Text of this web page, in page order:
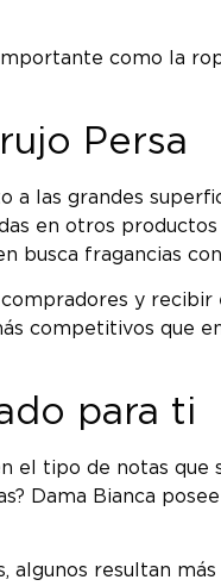
como la
Persa
las grandes
en otros
busca fragancias
y
competitivos que
para ti
el tipo de notas que
Dama Bianca
algunos resultan